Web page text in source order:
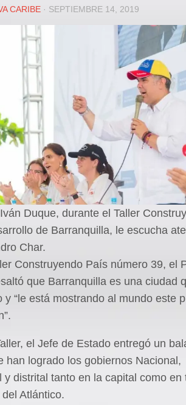
3299
CARIBE · SEPTIEMBRE 14, 2019
Duque, durante el Taller
de Barranquilla, le escucha
Char.
Construyendo País número 39, el
que Barranquilla es una ciudad
y “le está mostrando al mundo este
el Jefe de Estado entregó un
han logrado los gobiernos Nacional,
y distrital tanto en la capital como en
Atlántico.